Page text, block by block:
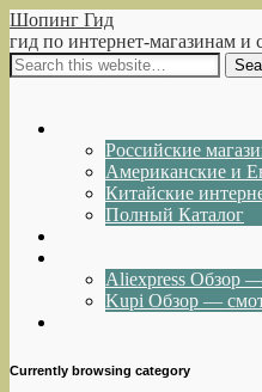
Шопинг Гид
гид по интернет-магазинам и
Российские
Американские и
Китайские
Полный Каталог
Aliexpress Обзор
Kupi Обзор —
Currently browsing category